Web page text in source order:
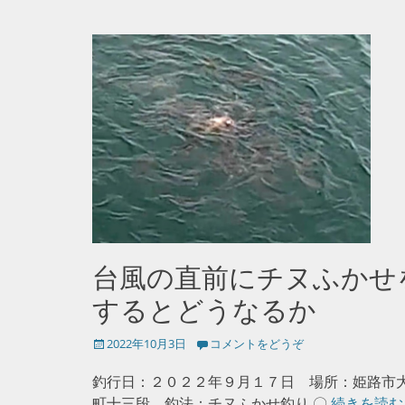
台風の直前にチヌふかせ
するとどうなるか
投
日
2022年10月3日 コメントをどうぞ
釣行日：２０２２年９月１７日 場所：姫路市